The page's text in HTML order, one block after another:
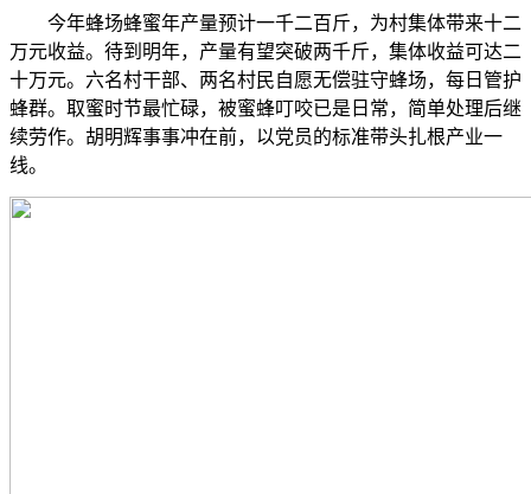
今年蜂场蜂蜜年产量预计一千二百斤，为村集体带来十二
万元收益。待到明年，产量有望突破两千斤，集体收益可达二
十万元。六名村干部、两名村民自愿无偿驻守蜂场，每日管护
蜂群。取蜜时节最忙碌，被蜜蜂叮咬已是日常，简单处理后继
续劳作。胡明辉事事冲在前，以党员的标准带头扎根产业一
线。